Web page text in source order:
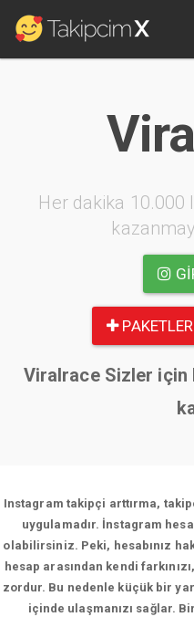
Her dakika 10.000
Viralrace Sizler için
Instagram takipçi arttırma,
uygulamadır. İnstagram
olabilirsiniz. Peki, hesabınız
hesap arasından kendi
zordur. Bu nedenle küçük bir
içinde ulaşmanızı sağlar.